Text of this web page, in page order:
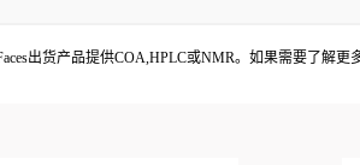
出货产品提供COA,HPLC或NMR。如果需要了解更